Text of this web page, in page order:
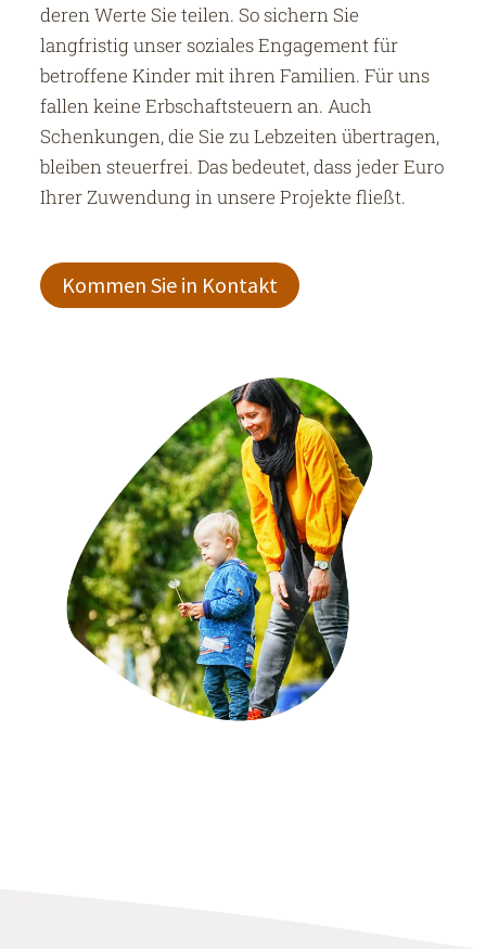
deren Werte Sie teilen. So sichern Sie
langfristig unser soziales Engagement für
betroffene Kinder mit ihren Familien. Für uns
fallen keine Erbschaftsteuern an. Auch
Schenkungen, die Sie zu Lebzeiten übertragen,
bleiben steuerfrei. Das bedeutet, dass jeder Euro
Ihrer Zuwendung in unsere Projekte fließt.
Kommen Sie in Kontakt